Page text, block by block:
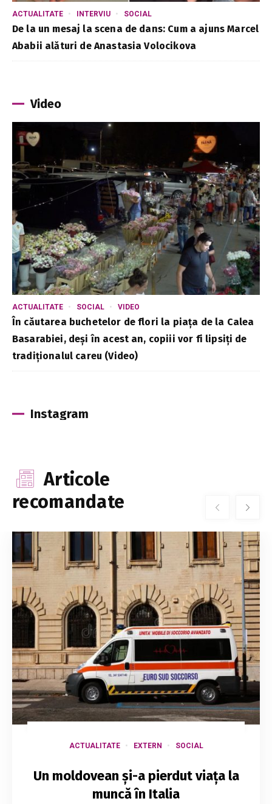
ACTUALITATE INTERVIU SOCIAL
De la un mesaj la scena de dans: Cum a ajuns Marcel
Ababii alături de Anastasia Volocikova
Video
ACTUALITATE SOCIAL VIDEO
În căutarea buchetelor de flori la piața de la Calea
Basarabiei, deși în acest an, copiii vor fi lipsiți de
tradiționalul careu (Video)
Instagram
Articole
recomandate
ACTUALITATE EXTERN SOCIAL
Un moldovean și-a pierdut viața la
muncă în Italia